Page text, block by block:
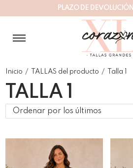
PLAZO DE DEVOLUCI ÓN
Inicio / TALLAS del producto / Talla 1
TALLA 1